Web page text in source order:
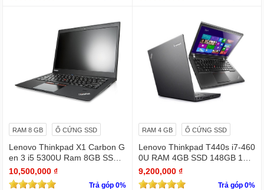
RAM 8 GB Ổ CỨNG SSD
Lenovo Thinkpad X1 Carbon G
en 3 i5 5300U Ram 8GB SSD
256GB 14 inches Full HD (192
0 x 1080)
10,500,000 ₫
Trả góp 0%
RAM 4 GB Ổ CỨNG SSD
Lenovo Thinkpad T440s i7-460
0U RAM 4GB SSD 148GB 14 i
nches
9,200,000 ₫
Trả góp 0%